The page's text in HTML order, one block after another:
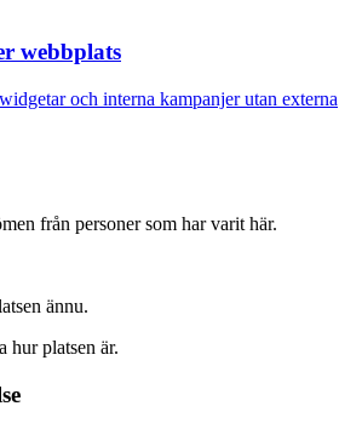
webbplats
och interna kampanjer utan externa
från personer som har varit här.
ännu.
hur platsen är.